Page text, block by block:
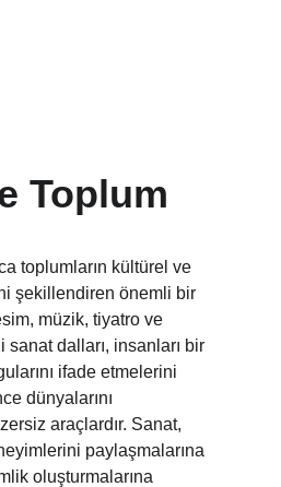
Toplum
toplumların kültürel ve
şekillendiren önemli bir
müzik, tiyatro ve
dalları, insanları bir
ifade etmelerini
dünyalarını
araçlardır. Sanat,
paylaşmalarına
oluşturmalarına